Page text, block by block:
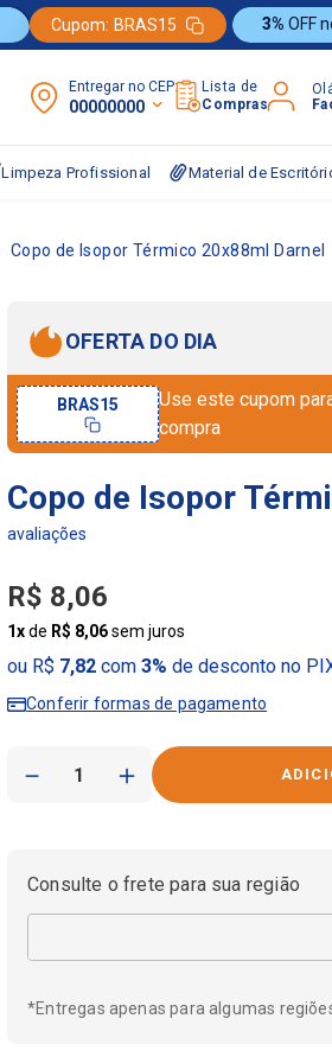
Cupom: BRAS15 3% OFF
Entregar no CEP:
00000000
Lista de
Compras
Limpeza Profissional Material de
Copo de Isopor Térmico 20x88ml Darnel
OFERTA DO DIA
Use este cupom
compra
BRAS15
Copo de Isopor
R$ 8,06
1xde R$ 8,06sem juros
ou R$ 7,82 com3% de desconto no
Conferir formas de pagamento
＋
－
Consulte o frete para sua região
*Entregas apenas para algumas